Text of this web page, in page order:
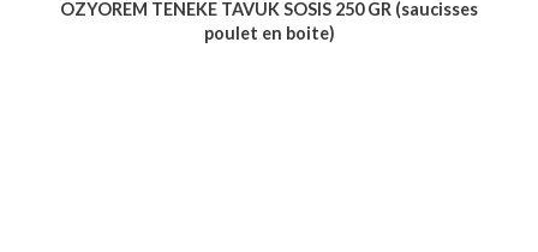
OZYOREM TENEKE TAVUK SOSIS 250 GR (saucisses
poulet en boite)